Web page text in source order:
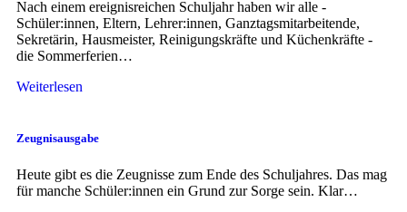
Nach einem ereignisreichen Schuljahr haben wir alle -
Schüler:innen, Eltern, Lehrer:innen, Ganztagsmitarbeitende,
Sekretärin, Hausmeister, Reinigungskräfte und Küchenkräfte -
die Sommerferien…
Weiterlesen
Zeugnisausgabe
Heute gibt es die Zeugnisse zum Ende des Schuljahres. Das mag
für manche Schüler:innen ein Grund zur Sorge sein. Klar…